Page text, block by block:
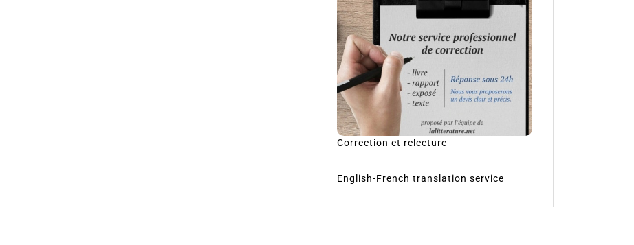
Correction et relecture
English-French translation service